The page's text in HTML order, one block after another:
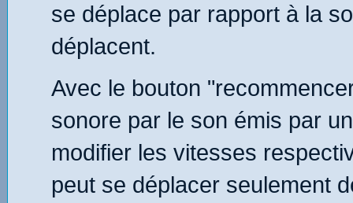
se déplace par rapport à la
déplacent.
Avec le bouton
sonore par le son émis par
modifier les vitesses
peut se déplacer seulement